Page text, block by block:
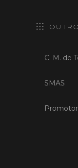
C. M. de
SMAS